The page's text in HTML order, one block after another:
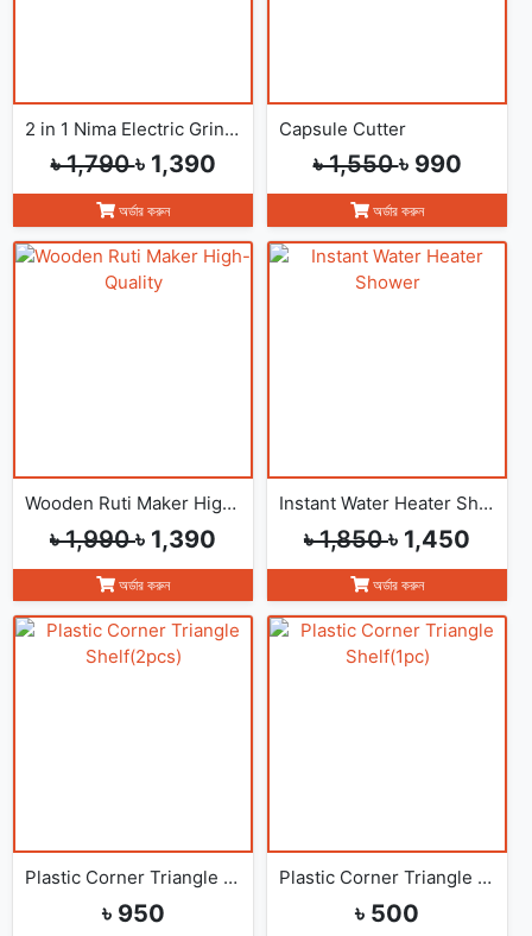
2 in 1 Nima Electric Grinder &amp; Blender
৳ 1,790৳ 1,390
অর্ডার করুন
Capsule Cutter
৳ 1,550৳ 990
অর্ডার করুন
Wooden Ruti Maker High-Quality
৳ 1,990৳ 1,390
অর্ডার করুন
Instant Water Heater Shower
৳ 1,850৳ 1,450
অর্ডার করুন
Plastic Corner Triangle Shelf(2pcs)
৳ 950
Plastic Corner Triangle Shelf(1pc)
৳ 500